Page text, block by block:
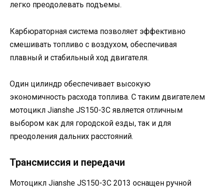
легко преодолевать подъемы.
Карбюраторная система позволяет эффективно
смешивать топливо с воздухом, обеспечивая
плавный и стабильный ход двигателя.
Один цилиндр обеспечивает высокую
экономичность расхода топлива. С таким двигателем
мотоцикл Jianshe JS150-3C является отличным
выбором как для городской езды, так и для
преодоления дальних расстояний.
Трансмиссия и передачи
Мотоцикл Jianshe JS150-3C 2013 оснащен ручной